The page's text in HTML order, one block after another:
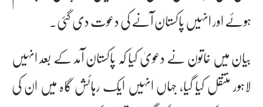
ہوئے اور انہیں پاکستان آنے کی دعوت دی گئی۔
بیان میں خاتون نے دعویٰ کیا کہ پاکستان آمد کے بعد انہیں
لاہور منتقل کیا گیا، جہاں انہیں ایک رہائش گاہ میں ان کی